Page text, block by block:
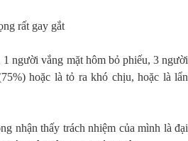
rất gay gắt
người vắng mặt hôm bỏ phiếu, 3 người
hoặc là tỏ ra khó chịu, hoặc là lẩn
nhận thấy trách nhiệm của mình là đại